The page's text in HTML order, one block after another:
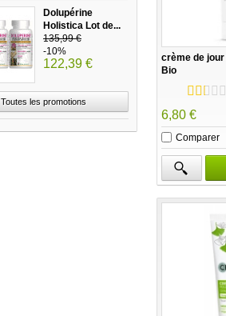
Dolupérine
Holistica Lot de...
135,99 €
-10%
122,39 €
Toutes les promotions
crème de
Bio
6,80 €
Comparer